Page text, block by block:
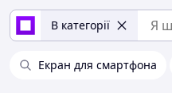
В категорії
Екран для смартфона